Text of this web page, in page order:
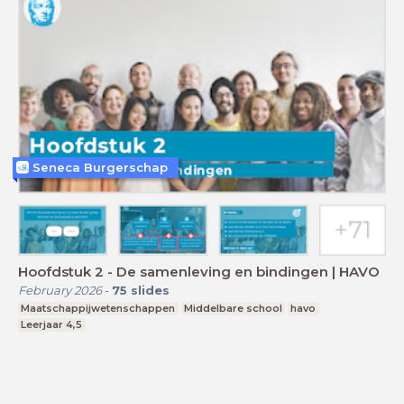
Hoofdstuk 2 - De samenleving en bindingen | HAVO
February 2026- 75 slides
Maatschappijwetenschappen Middelbare school
havo
Leerjaar 4,5
Seneca Burgerschap